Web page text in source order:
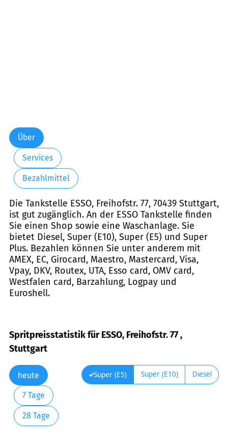
Über
Services
Bezahlmittel
Die Tankstelle ESSO, Freihofstr. 77, 70439 Stuttgart,
ist gut zugänglich. An der ESSO Tankstelle finden
Sie einen Shop sowie eine Waschanlage. Sie
bietet Diesel, Super (E10), Super (E5) und Super
Plus. Bezahlen können Sie unter anderem mit
AMEX, EC, Girocard, Maestro, Mastercard, Visa,
Vpay, DKV, Routex, UTA, Esso card, OMV card,
Westfalen card, Barzahlung, Logpay und
Euroshell.
Spritpreisstatistik für ESSO, Freihofstr. 77 ,
Stuttgart
heute
7 Tage
28 Tage
Super (E5) Super (E10) Diesel